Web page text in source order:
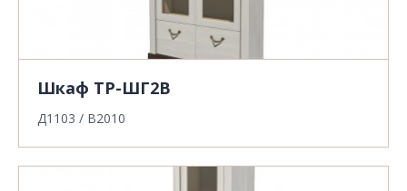
Шкаф ТР-ШГ2В
Д1103 / В2010